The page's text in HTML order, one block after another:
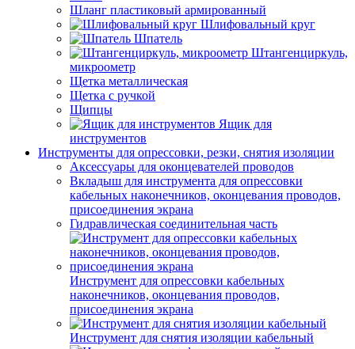
Шланг пластиковый армированный
Шлифовальный круг
Шпатель
Штангенциркуль,
микроометр
Щетка металлическая
Щетка с ручкой
Щипцы
Ящик для
инструментов
Инструменты для опрессовки, резки, снятия изоляции
Аксессуары для оконцевателей проводов
Вкладыш для инструмента для опрессовки
кабельных наконечников, оконцевания проводов,
присоединения экрана
Гидравлическая соединительная часть
Инструмент для опрессовки кабельных
наконечников, оконцевания проводов,
присоединения экрана
Инструмент для снятия изоляции кабельный